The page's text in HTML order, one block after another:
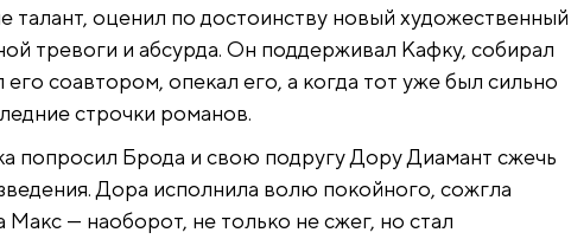
талант, оценил по достоинству новый художественный
тревоги и абсурда. Он поддерживал Кафку, собирал
его соавтором, опекал его, а когда тот уже был сильно
строчки романов.
попросил Брода и свою подругу Дору Диамант сжечь
Дора исполнила волю покойного, сожгла
Макс — наоборот, не только не сжег, но стал